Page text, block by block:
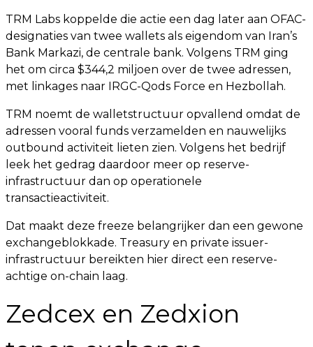
TRM Labs koppelde die actie een dag later aan OFAC-
designaties van twee wallets als eigendom van Iran’s
Bank Markazi, de centrale bank. Volgens TRM ging
het om circa $344,2 miljoen over de twee adressen,
met linkages naar IRGC-Qods Force en Hezbollah.
TRM noemt de walletstructuur opvallend omdat de
adressen vooral funds verzamelden en nauwelijks
outbound activiteit lieten zien. Volgens het bedrijf
leek het gedrag daardoor meer op reserve-
infrastructuur dan op operationele
transactieactiviteit.
Dat maakt deze freeze belangrijker dan een gewone
exchangeblokkade. Treasury en private issuer-
infrastructuur bereikten hier direct een reserve-
achtige on-chain laag.
Zedcex en Zedxion